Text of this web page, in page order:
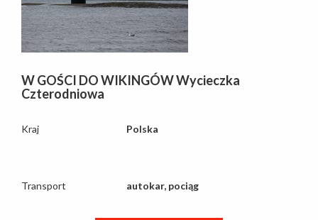
W GOŚCI DO WIKINGÓW Wycieczka
Czterodniowa
Kraj Polska
Transport autokar, pociąg